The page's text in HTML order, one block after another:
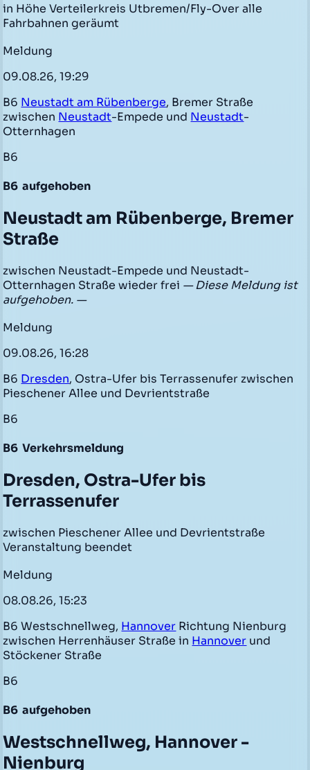
in Höhe Verteilerkreis Utbremen/Fly-Over alle
Fahrbahnen geräumt
Meldung
09.08.26, 19:29
B6 Neustadt am Rübenberge, Bremer Straße
zwischen Neustadt-Empede und Neustadt-
Otternhagen
B6
B6 aufgehoben
Neustadt am Rübenberge, Bremer
Straße
zwischen Neustadt-Empede und Neustadt-
Otternhagen Straße wieder frei — Diese Meldung ist
aufgehoben. —
Meldung
09.08.26, 16:28
B6 Dresden, Ostra-Ufer bis Terrassenufer zwischen
Pieschener Allee und Devrientstraße
B6
B6 Verkehrsmeldung
Dresden, Ostra-Ufer bis
Terrassenufer
zwischen Pieschener Allee und Devrientstraße
Veranstaltung beendet
Meldung
08.08.26, 15:23
B6 Westschnellweg, Hannover Richtung Nienburg
zwischen Herrenhäuser Straße in Hannover und
Stöckener Straße
B6
B6 aufgehoben
Westschnellweg, Hannover -
Nienburg